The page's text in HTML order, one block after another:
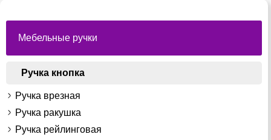
Мебельные ручки
Ручка кнопка
Ручка врезная
Ручка ракушка
Ручка рейлинговая